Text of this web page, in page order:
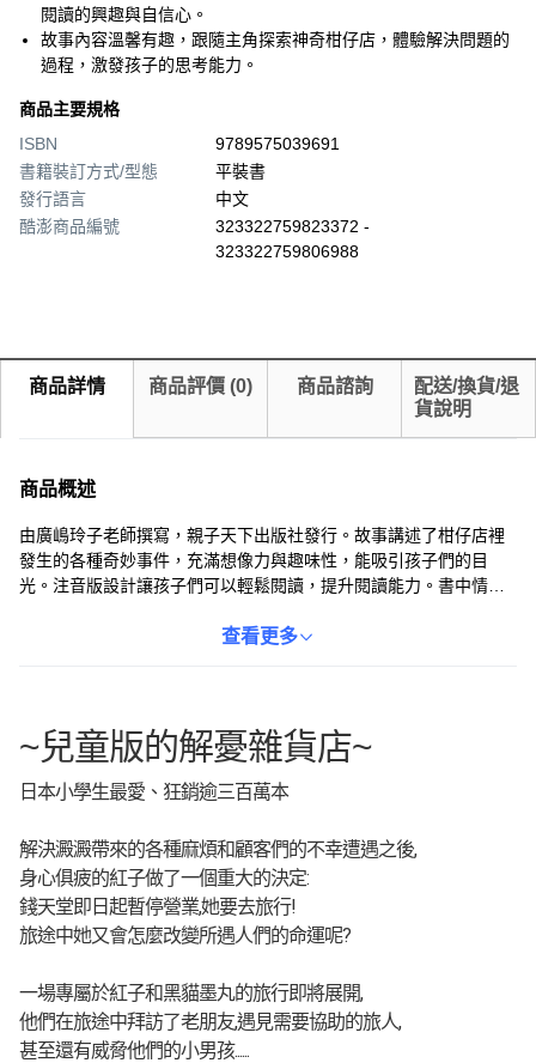
閱讀的興趣與自信心。
故事內容溫馨有趣，跟隨主角探索神奇柑仔店，體驗解決問題的
過程，激發孩子的思考能力。
商品主要規格
ISBN
9789575039691
書籍裝訂方式/型態
平裝書
發行語言
中文
酷澎商品編號
323322759823372 -
323322759806988
商品詳情 商品評價 (0) 商品諮詢
配送/換貨/退
貨說明
商品概述
由廣嶋玲子老師撰寫，親子天下出版社發行。故事講述了柑仔店裡
發生的各種奇妙事件，充滿想像力與趣味性，能吸引孩子們的目
光。注音版設計讓孩子們可以輕鬆閱讀，提升閱讀能力。書中情節
力，是一本寓教於樂的兒童讀物。
查看更多
~兒童版的解憂雜貨店~
日本小學生最愛、狂銷逾三百萬本
解決澱澱帶來的各種麻煩和顧客們的不幸遭遇之後,
身心俱疲的紅子做了一個重大的決定:
錢天堂即日起暫停營業,她要去旅行!
旅途中她又會怎麼改變所遇人們的命運呢?
一場專屬於紅子和黑貓墨丸的旅行即將展開,
他們在旅途中拜訪了老朋友,遇見需要協助的旅人,
甚至還有威脅他們的小男孩......